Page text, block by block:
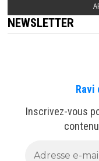
NEWSLETTER
Ravi
Inscrivez-vous